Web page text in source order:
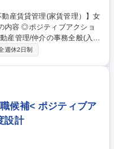
産管理/仲介の事務全般(入居
ンでお任せします。 お客
、専門知識を活かして市場
指せるなど、着実なスキル
内が中心です。 募集職
年休114日/週休2日制/転勤
週休2日制
候補< ポジティブア
設計